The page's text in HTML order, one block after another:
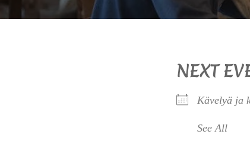
NEXT
Kävelyä ja
See All